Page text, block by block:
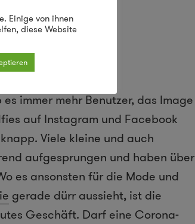
gelacht. Eine
immer mehr Benutzer, das Image
auf Instagram und Facebook
Viele kleine und auch
aufgesprungen und haben über
es ansonsten für die Mode und
gerade dürr aussieht, ist die
Geschäft. Darf eine Corona-
Einige von ihnen
diese Website